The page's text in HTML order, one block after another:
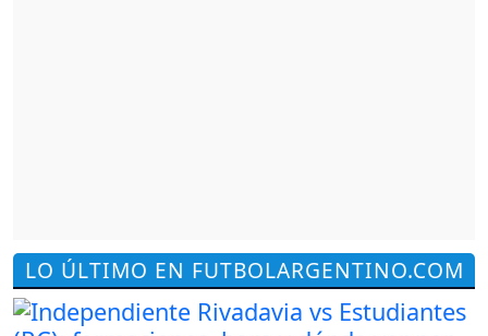
LO ÚLTIMO EN FUTBOLARGENTINO.COM